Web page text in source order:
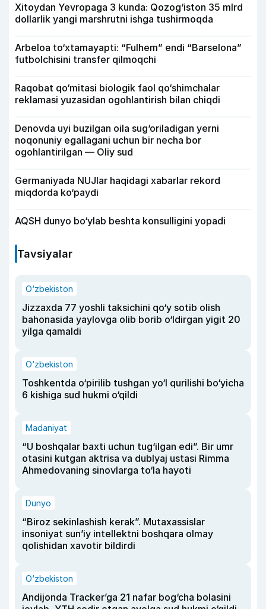
Xitoydan Yevropaga 3 kunda: Qozog‘iston 35 mlrd
dollarlik yangi marshrutni ishga tushirmoqda
Arbeloa to‘xtamayapti: “Fulhem” endi “Barselona”
futbolchisini transfer qilmoqchi
Raqobat qo‘mitasi biologik faol qo‘shimchalar
reklamasi yuzasidan ogohlantirish bilan chiqdi
Denovda uyi buzilgan oila sug‘oriladigan yerni
noqonuniy egallagani uchun bir necha bor
ogohlantirilgan — Oliy sud
Germaniyada NUJlar haqidagi xabarlar rekord
miqdorda ko‘paydi
AQSH dunyo bo‘ylab beshta konsulligini yopadi
Tavsiyalar
O‘zbekiston
Jizzaxda 77 yoshli taksichini qo‘y sotib olish
bahonasida yaylovga olib borib o‘ldirgan yigit 20
yilga qamaldi
O‘zbekiston
Toshkentda o‘pirilib tushgan yo‘l qurilishi bo‘yicha
6 kishiga sud hukmi o‘qildi
Madaniyat
“U boshqalar baxti uchun tug‘ilgan edi”. Bir umr
otasini kutgan aktrisa va dublyaj ustasi Rimma
Ahmedovaning sinovlarga to‘la hayoti
Dunyo
“Biroz sekinlashish kerak”. Mutaxassislar
insoniyat sun’iy intellektni boshqara olmay
qolishidan xavotir bildirdi
O‘zbekiston
Andijonda Tracker’ga 21 nafar bog‘cha bolasini